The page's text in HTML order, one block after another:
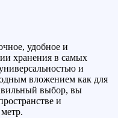
удобное и
хранения в самых
и
вложением как для
выбор, вы
и